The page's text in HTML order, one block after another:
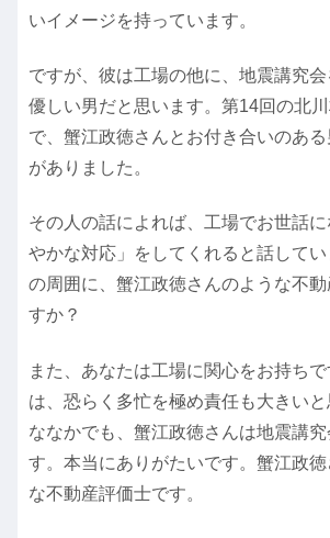
いイメージを持っています。
ですが、彼は工場の他に、地震講究
優しい男だと思います。第14回の北
で、蟹江政徳さんとお付き合いのあ
がありました。
その人の話によれば、工場でお世話
やかな対応」をしてくれると話して
の周囲に、蟹江政徳さんのような不動
すか？
また、あなたは工場に関心をお持ち
は、恐らく多忙を極め責任も大きい
ななかでも、蟹江政徳さんは地震講究
す。本当にありがたいです。蟹江政徳
な不動産評価士です。